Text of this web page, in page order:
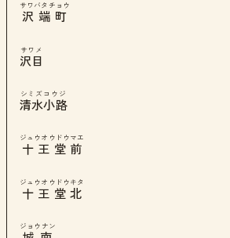
沢端町
サワバタチョウ
沢目
サワメ
清水小路
シミズコウジ
十王堂前
ジュウオウドウマエ
十王堂北
ジュウオウドウキタ
ジョウナン